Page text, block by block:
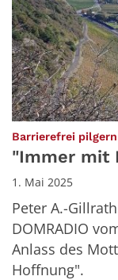
Barrierefrei
"Immer mit
1. Mai 2025
Peter A.-
DOMRADIO
Anlass des
Hoffnung".